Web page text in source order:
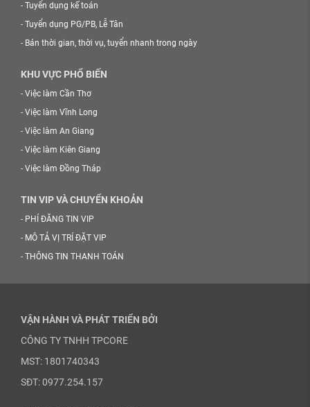
- Tuyển dụng kế toán
- Tuyển dụng PG/PB, Lễ Tân
- Bán thời gian, thời vụ, tuyển nhanh trong ngày
KHU VỰC PHỔ BIẾN
- Việc làm Cần Thơ
- Việc làm Vĩnh Long
- Việc làm An Giang
- Việc làm Kiên Giang
- Việc làm Đồng Tháp
TIN VIP VÀ CHUYỂN KHOẢN
- PHÍ ĐĂNG TIN VIP
- MÔ TẢ VỊ TRÍ ĐẶT VIP
- THÔNG TIN THANH TOÁN
VẬN HÀNH VÀ PHÁT TRIỂN BỞI
CÔNG TY TNHH TPCORE
MST: 1801740343
SĐT: 0977.254.157